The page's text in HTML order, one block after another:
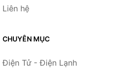
Liên hệ
CHUYÊN MỤC
Điện Tử - Điện Lạnh